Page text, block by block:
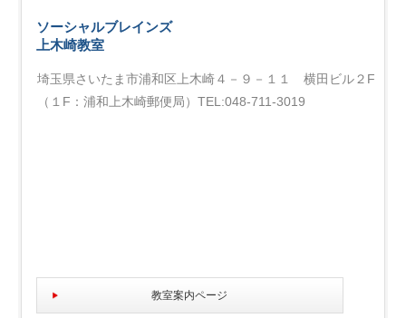
ソーシャルブレインズ
上木崎教室
埼玉県さいたま市浦和区上木崎４－９－１１ 横田ビル２F
（１F：浦和上木崎郵便局）TEL:048-711-3019
教室案内ページ